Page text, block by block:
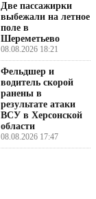
Две пассажирки
выбежали на летное
поле в
Шереметьево
08.08.2026 18:21
Фельдшер и
водитель скорой
ранены в
результате атаки
ВСУ в Херсонской
области
08.08.2026 17:47